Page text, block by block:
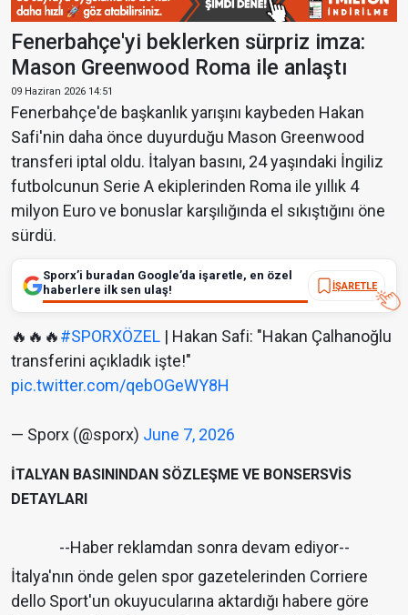
Fenerbahçe'yi beklerken sürpriz imza:
Mason Greenwood Roma ile anlaştı
09 Haziran 2026 14:51
Fenerbahçe'de başkanlık yarışını kaybeden Hakan
Safi'nin daha önce duyurduğu Mason Greenwood
transferi iptal oldu. İtalyan basını, 24 yaşındaki İngiliz
futbolcunun Serie A ekiplerinden Roma ile yıllık 4
milyon Euro ve bonuslar karşılığında el sıkıştığını öne
sürdü.
Sporx’i buradan Google’da işaretle, en özel
haberlere ilk sen ulaş!
İŞARETLE
🔥🔥🔥#SPORXÖZEL | Hakan Safi: "Hakan Çalhanoğlu
transferini açıkladık işte!"
pic.twitter.com/qebOGeWY8H
— Sporx (@sporx) June 7, 2026
İTALYAN BASININDAN SÖZLEŞME VE BONSERSVİS
DETAYLARI
--Haber reklamdan sonra devam ediyor--
İtalya'nın önde gelen spor gazetelerinden Corriere
dello Sport'un okuyucularına aktardığı habere göre